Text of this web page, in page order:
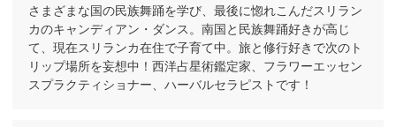
さまざまな国の民族舞踊を学び、最後に惚れこんだスリラン
カのキャンディアン・ダンス。南国と民族舞踊好きが高じ
て、現在スリランカ在住で子育て中。旅と修行好きで次のト
リップ場所を妄想中！西洋占星術鑑定家、フラワーエッセン
スプラクティショナー、ハーバルセラピストです！